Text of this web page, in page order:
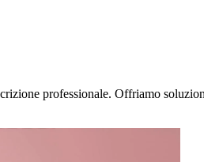
professionale. Offriamo